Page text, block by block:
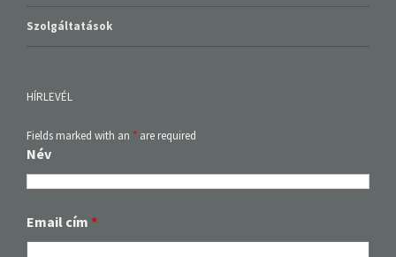
Szolgáltatások
HÍRLEVÉL
Fields marked with an * are required
Név
Email cím *